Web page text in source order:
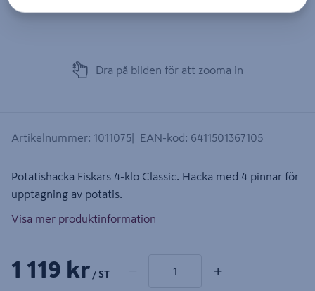
Dra på bilden för att zooma in
Artikelnummer: 1011075 EAN-kod: 6411501367105
Potatishacka Fiskars 4-klo Classic. Hacka med 4 pinnar för
upptagning av potatis.
Visa mer produktinformation
1 119 kr / ST − +